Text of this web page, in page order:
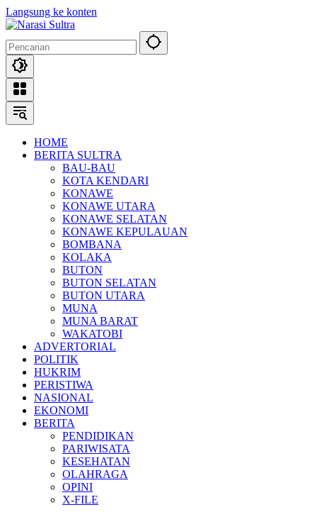
Langsung ke konten
HOME
BERITA SULTRA
BAU-BAU
KOTA KENDARI
KONAWE
KONAWE UTARA
KONAWE SELATAN
KONAWE KEPULAUAN
BOMBANA
KOLAKA
BUTON
BUTON SELATAN
BUTON UTARA
MUNA
MUNA BARAT
WAKATOBI
ADVERTORIAL
POLITIK
HUKRIM
PERISTIWA
NASIONAL
EKONOMI
BERITA
PENDIDIKAN
PARIWISATA
KESEHATAN
OLAHRAGA
OPINI
X-FILE